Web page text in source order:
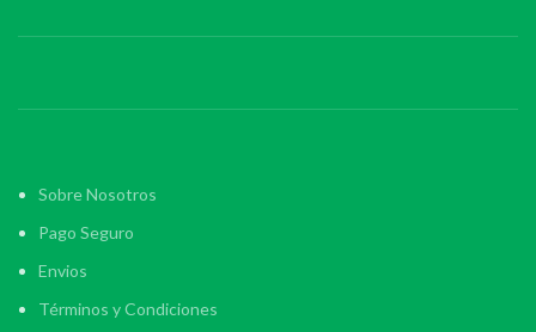
Sobre Nosotros
Pago Seguro
Envios
Términos y Condiciones